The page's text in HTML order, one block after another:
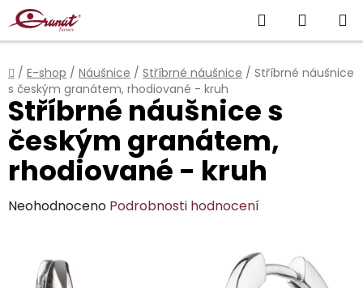
Přejít
na
obsah
Hledat
KOŠÍK
Domů
/ E-shop / Náušnice / Stříbrné náušnice / Stříbrné náušnice
s českým granátem, rhodiované - kruh
Stříbrné náušnice s
českým granátem,
rhodiované - kruh
Průměrné
Neohodnoceno Podrobnosti hodnocení